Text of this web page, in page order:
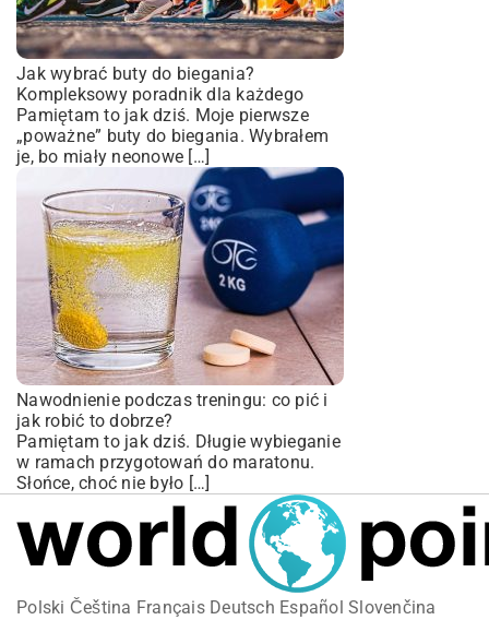
Jak wybrać buty do biegania?
Kompleksowy poradnik dla każdego
Pamiętam to jak dziś. Moje pierwsze
„poważne” buty do biegania. Wybrałem
je, bo miały neonowe […]
Nawodnienie podczas treningu: co pić i
jak robić to dobrze?
Pamiętam to jak dziś. Długie wybieganie
w ramach przygotowań do maratonu.
Słońce, choć nie było […]
Polski Čeština Français Deutsch Español Slovenčina